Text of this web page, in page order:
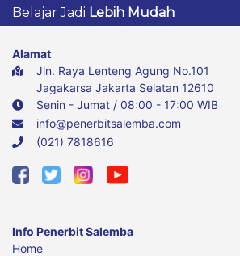
Belajar Jadi Lebih Mudah
Alamat
Jln. Raya Lenteng Agung No.101
Jagakarsa Jakarta Selatan 12610
Senin - Jumat / 08:00 - 17:00 WIB
info@penerbitsalemba.com
(021) 7818616
Info Penerbit Salemba
Home